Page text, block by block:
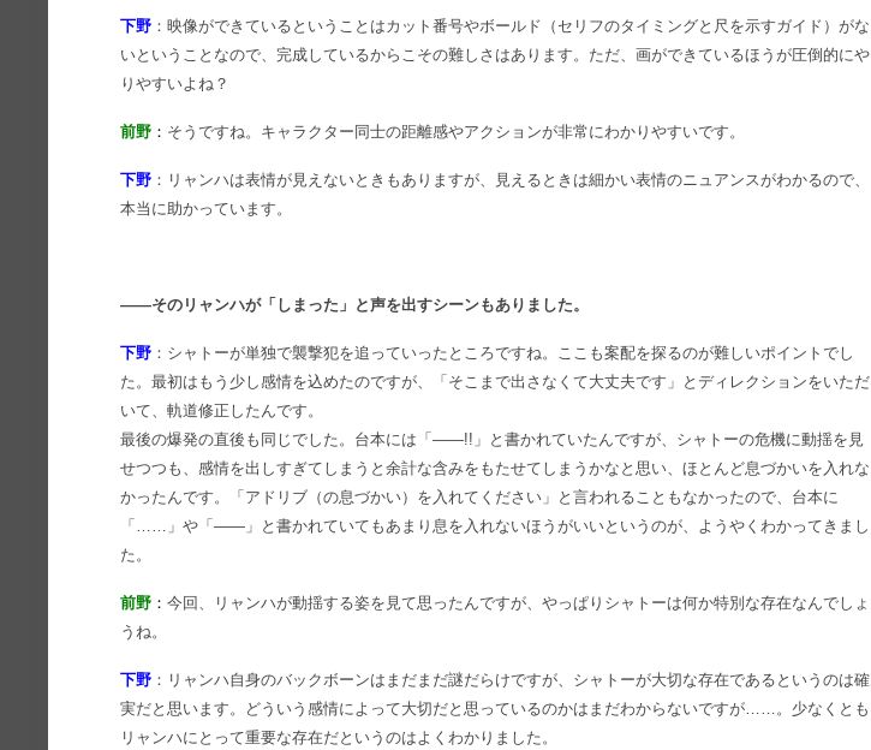
下野 ：映像ができているということはカット番号やボールド（セリフのタイミングと尺を示すガイド）がな
いということなので、完成しているからこその難しさはあります。ただ、画ができているほうが圧倒的にや
りやすいよね？
前野 ： そうですね。キャラクター同士の距離感やアクションが非常にわかりやすいです。
下野 ：リャンハは表情が見えないときもありますが、見えるときは細かい表情のニュアンスがわかるので、
本当に助かっています。
――そのリャンハが「しまった」と声を出すシーンもありました。
下野 ：シャトーが単独で襲撃犯を追っていったところですね。ここも案配を探るのが難しいポイントでし
た。最初はもう少し感情を込めたのですが、「そこまで出さなくて大丈夫です」とディレクションをいただ
いて、軌道修正したんです。
最後の爆発の直後も同じでした。台本には「――!!」と書かれていたんですが、シャトーの危機に動揺を見
せつつも、感情を出しすぎてしまうと余計な含みをもたせてしまうかなと思い、ほとんど息づかいを入れな
かったんです。「アドリブ（の息づかい）を入れてください」と言われることもなかったので、台本に
「……」や「――」と書かれていてもあまり息を入れないほうがいいというのが、ようやくわかってきまし
た。
前野 ：今回、リャンハが動揺する姿を見て思ったんですが、やっぱりシャトーは何か特別な存在なんでしょ
うね。
下野 ：リャンハ自身のバックボーンはまだまだ謎だらけですが、シャトーが大切な存在であるというのは確
実だと思います。どういう感情によって大切だと思っているのかはまだわからないですが……。少なくとも
リャンハにとって重要な存在だというのはよくわかりました。